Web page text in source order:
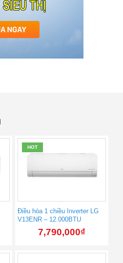
HOT
Điều hòa 1 chiều Inverter LG
V13ENR – 12.000BTU
7,790,000₫